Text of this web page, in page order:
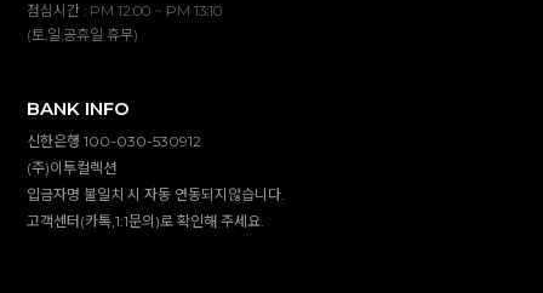
점심시간 : PM 12:00 ~ PM 13:10
(토,일,공휴일 휴무)
BANK INFO
신한은행 100-030-530912
(주)이투컬렉션
입금자명 불일치 시 자동 연동되지않습니다.
고객센터(카톡,1:1문의)로 확인해 주세요.